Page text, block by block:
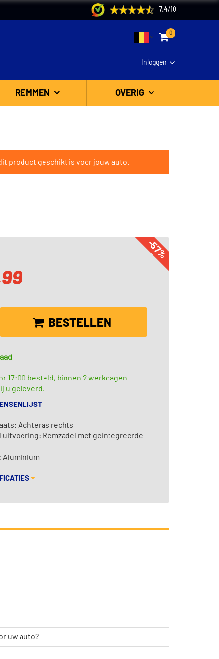
7.4/ 10
0
Inloggen
REMMEN OVERIG
product geschikt is voor jouw auto.
-57%
BESTELLEN
17:00 besteld, binnen 2 werkdagen
u geleverd.
Achteras rechts
uitvoering: Remzadel met geintegreerde
Aluminium
uw auto?